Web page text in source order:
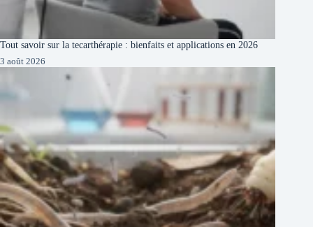
Tout savoir sur la tecarthérapie : bienfaits et applications en 2026
3 août 2026